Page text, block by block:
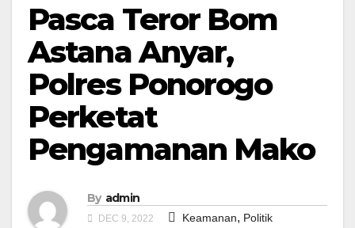
Pasca Teror Bom
Astana Anyar,
Polres Ponorogo
Perketat
Pengamanan Mako
By admin
DEC 9, 2022 Keamanan, Politik